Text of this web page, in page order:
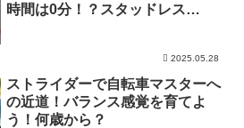
時間は0分！？スタッドレス
2025.05.28
ストライダーで自転車マスターへ
の近道！バランス感覚を育てよ
う！何歳から？